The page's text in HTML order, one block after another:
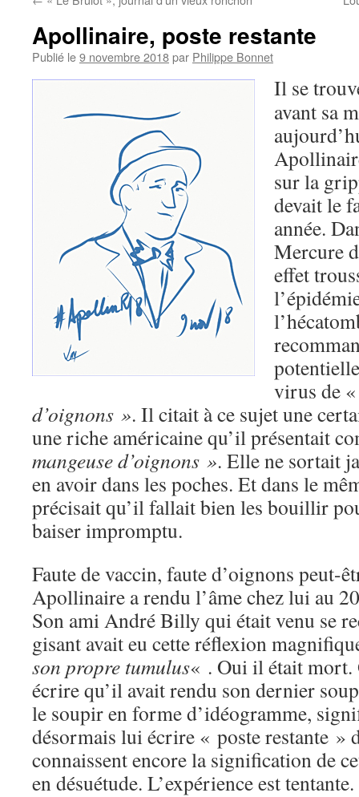
Apollinaire, poste restante
Publié le9 novembre 2018par Philippe Bonnet
Il se
avant sa
sur la
devait le
année.
Mercure
effet
virus de
d’oignons ». Il citait à ce sujet une
une riche américaine qu’il présentait
mangeuse d’oignons ». Elle ne sortait
en avoir dans les poches. Et dans le
précisait qu’il fallait bien les bouillir
baiser impromptu.
Faute de vaccin, faute d’oignons peut-
Apollinaire a rendu l’âme chez lui au
Son ami André Billy qui était venu se
gisant avait eu cette réflexion
son propre tumulus« . Oui il était mort.
écrire qu’il avait rendu son dernier
le soupir en forme d’idéogramme,
désormais lui écrire « poste restante »
connaissent encore la signification de
en désuétude. L’expérience est tentante.